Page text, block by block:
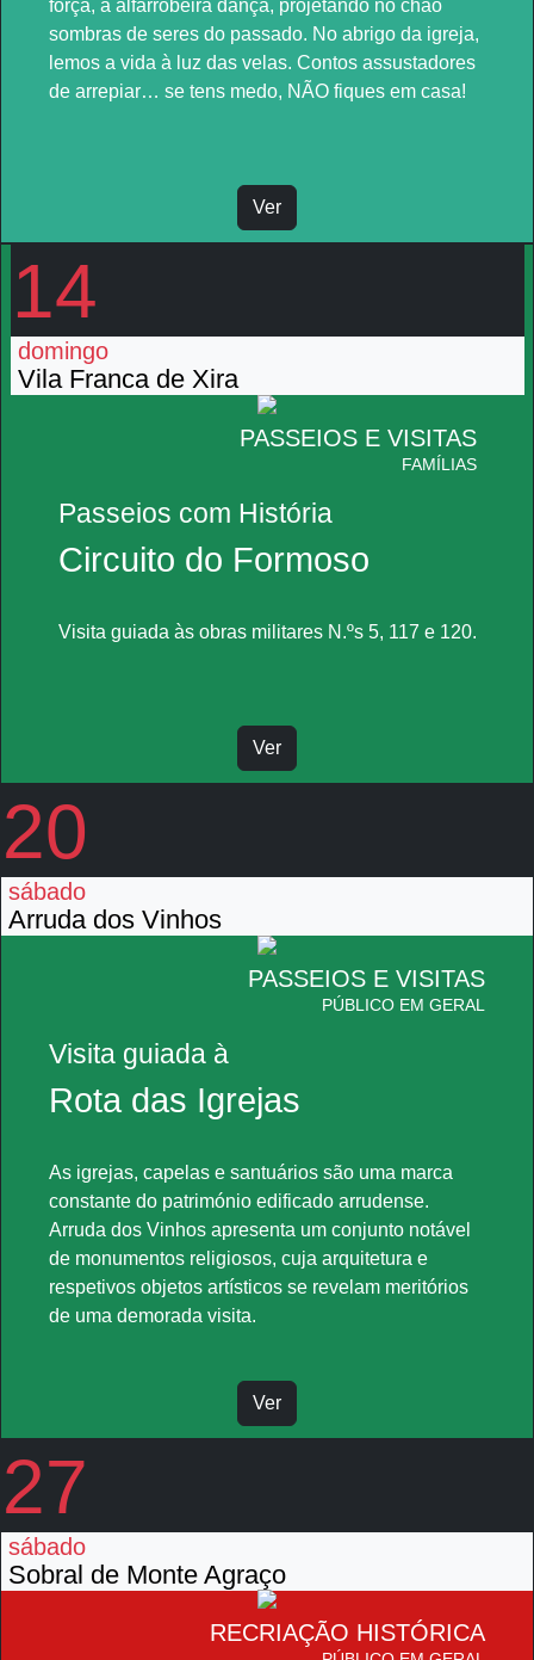
força, a alfarrobeira dança, projetando no chão
sombras de seres do passado. No abrigo da igreja,
lemos a vida à luz das velas. Contos assustadores
de arrepiar… se tens medo, NÃO fiques em casa!
Ver
14
domingo
Vila Franca de Xira
PASSEIOS E VISITAS
FAMÍLIAS
Passeios com História
Circuito do Formoso
Visita guiada às obras militares N.ºs 5, 117 e 120.
Ver
20
sábado
Arruda dos Vinhos
PASSEIOS E VISITAS
PÚBLICO EM GERAL
Visita guiada à
Rota das Igrejas
As igrejas, capelas e santuários são uma marca
constante do património edificado arrudense.
Arruda dos Vinhos apresenta um conjunto notável
de monumentos religiosos, cuja arquitetura e
respetivos objetos artísticos se revelam meritórios
de uma demorada visita.
Ver
27
sábado
Sobral de Monte Agraço
RECRIAÇÃO HISTÓRICA